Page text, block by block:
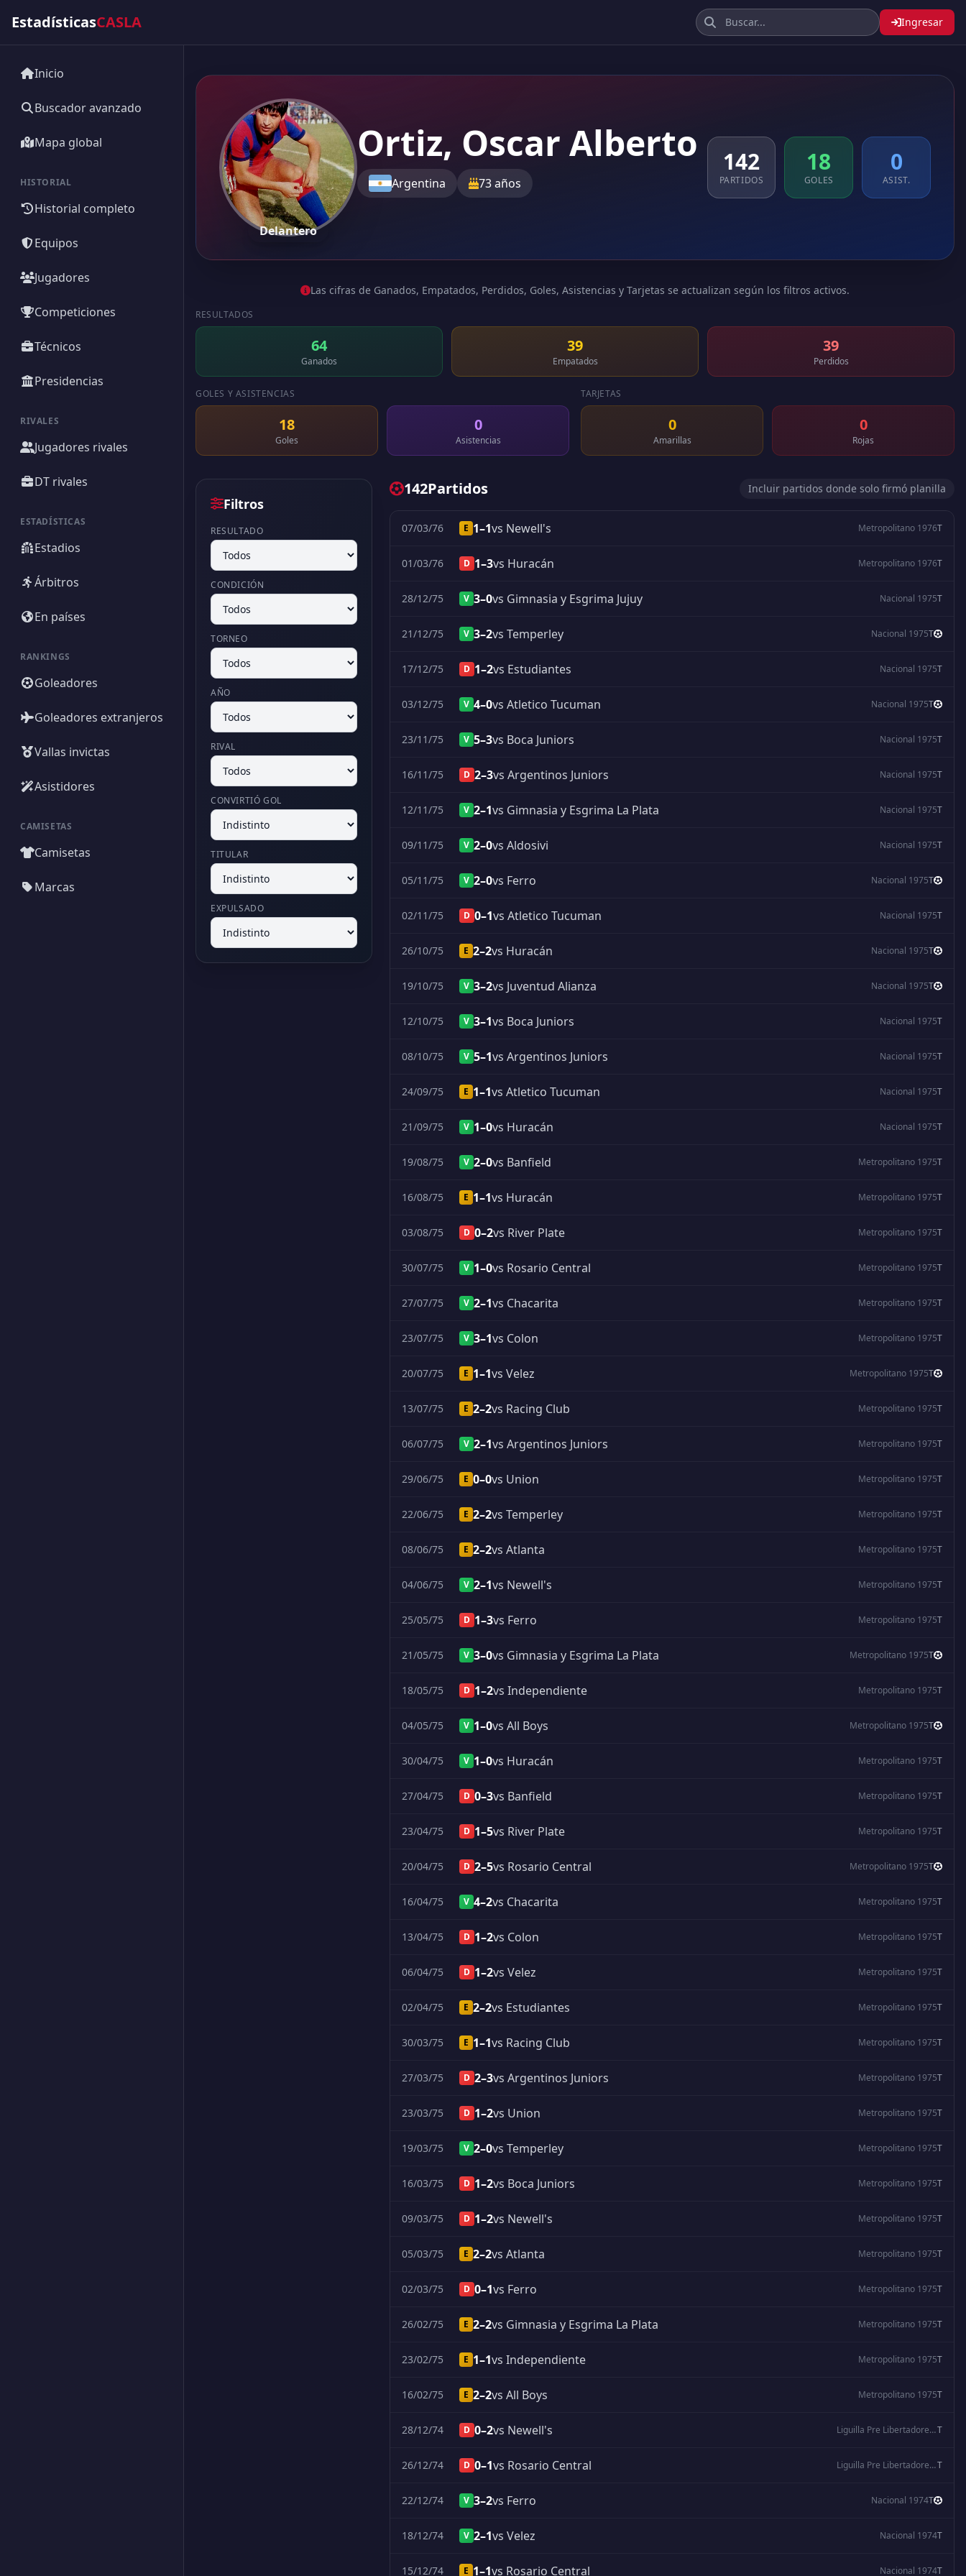
EstadísticasCASLA Ingresar
Inicio
Buscador avanzado
Mapa global
HISTORIAL
Historial completo
Equipos
Jugadores
Competiciones
Técnicos
Presidencias
RIVALES
Jugadores rivales
DT rivales
ESTADÍSTICAS
Estadios
Árbitros
En países
RANKINGS
Goleadores
Goleadores extranjeros
Vallas invictas
Asistidores
CAMISETAS
Camisetas
Marcas
Delantero
Ortiz, Oscar Alberto
Argentina 73 años
142
PARTIDOS
18
GOLES
0
ASIST.
Las cifras de Ganados, Empatados, Perdidos, Goles, Asistencias y Tarjetas se actualizan según los filtros activos.
RESULTADOS
64
Ganados
39
Empatados
39
Perdidos
GOLES Y ASISTENCIAS
18
Goles
0
Asistencias
TARJETAS
0
Amarillas
0
Rojas
Filtros
RESULTADO
CONDICIÓN
TORNEO
AÑO
RIVAL
CONVIRTIÓ GOL
TITULAR
EXPULSADO
142Partidos Incluir partidos donde solo firmó planilla
07/03/76 E 1–1vs Newell's Metropolitano 1976T
01/03/76 D 1–3vs Huracán Metropolitano 1976T
28/12/75 V 3–0vs Gimnasia y Esgrima Jujuy Nacional 1975T
21/12/75 V 3–2vs Temperley Nacional 1975T
17/12/75 D 1–2vs Estudiantes Nacional 1975T
03/12/75 V 4–0vs Atletico Tucuman Nacional 1975T
23/11/75 V 5–3vs Boca Juniors Nacional 1975T
16/11/75 D 2–3vs Argentinos Juniors Nacional 1975T
12/11/75 V 2–1vs Gimnasia y Esgrima La Plata Nacional 1975T
09/11/75 V 2–0vs Aldosivi Nacional 1975T
05/11/75 V 2–0vs Ferro Nacional 1975T
02/11/75 D 0–1vs Atletico Tucuman Nacional 1975T
26/10/75 E 2–2vs Huracán Nacional 1975T
19/10/75 V 3–2vs Juventud Alianza Nacional 1975T
12/10/75 V 3–1vs Boca Juniors Nacional 1975T
08/10/75 V 5–1vs Argentinos Juniors Nacional 1975T
24/09/75 E 1–1vs Atletico Tucuman Nacional 1975T
21/09/75 V 1–0vs Huracán Nacional 1975T
19/08/75 V 2–0vs Banfield Metropolitano 1975T
16/08/75 E 1–1vs Huracán Metropolitano 1975T
03/08/75 D 0–2vs River Plate Metropolitano 1975T
30/07/75 V 1–0vs Rosario Central Metropolitano 1975T
27/07/75 V 2–1vs Chacarita Metropolitano 1975T
23/07/75 V 3–1vs Colon Metropolitano 1975T
20/07/75 E 1–1vs Velez Metropolitano 1975T
13/07/75 E 2–2vs Racing Club Metropolitano 1975T
06/07/75 V 2–1vs Argentinos Juniors Metropolitano 1975T
29/06/75 E 0–0vs Union Metropolitano 1975T
22/06/75 E 2–2vs Temperley Metropolitano 1975T
08/06/75 E 2–2vs Atlanta Metropolitano 1975T
04/06/75 V 2–1vs Newell's Metropolitano 1975T
25/05/75 D 1–3vs Ferro Metropolitano 1975T
21/05/75 V 3–0vs Gimnasia y Esgrima La Plata Metropolitano 1975T
18/05/75 D 1–2vs Independiente Metropolitano 1975T
04/05/75 V 1–0vs All Boys Metropolitano 1975T
30/04/75 V 1–0vs Huracán Metropolitano 1975T
27/04/75 D 0–3vs Banfield Metropolitano 1975T
23/04/75 D 1–5vs River Plate Metropolitano 1975T
20/04/75 D 2–5vs Rosario Central Metropolitano 1975T
16/04/75 V 4–2vs Chacarita Metropolitano 1975T
13/04/75 D 1–2vs Colon Metropolitano 1975T
06/04/75 D 1–2vs Velez Metropolitano 1975T
02/04/75 E 2–2vs Estudiantes Metropolitano 1975T
30/03/75 E 1–1vs Racing Club Metropolitano 1975T
27/03/75 D 2–3vs Argentinos Juniors Metropolitano 1975T
23/03/75 D 1–2vs Union Metropolitano 1975T
19/03/75 V 2–0vs Temperley Metropolitano 1975T
16/03/75 D 1–2vs Boca Juniors Metropolitano 1975T
09/03/75 D 1–2vs Newell's Metropolitano 1975T
05/03/75 E 2–2vs Atlanta Metropolitano 1975T
02/03/75 D 0–1vs Ferro Metropolitano 1975T
26/02/75 E 2–2vs Gimnasia y Esgrima La Plata Metropolitano 1975T
23/02/75 E 1–1vs Independiente Metropolitano 1975T
16/02/75 E 2–2vs All Boys Metropolitano 1975T
28/12/74 D 0–2vs Newell's Liguilla Pre Libertadores 1974T
26/12/74 D 0–1vs Rosario Central Liguilla Pre Libertadores 1974T
22/12/74 V 3–2vs Ferro Nacional 1974T
18/12/74 V 2–1vs Velez Nacional 1974T
15/12/74 E 1–1vs Rosario Central Nacional 1974T